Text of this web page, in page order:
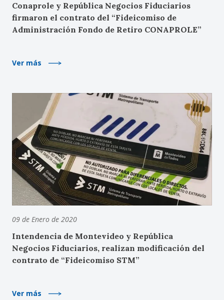
Conaprole y República Negocios Fiduciarios
firmaron el contrato del “Fideicomiso de
Administración Fondo de Retiro CONAPROLE”
Ver más
09 de Enero de 2020
Intendencia de Montevideo y República
Negocios Fiduciarios, realizan modificación del
contrato de “Fideicomiso STM”
Ver más